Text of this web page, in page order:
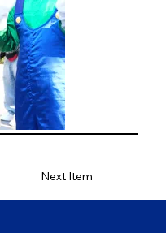
Next Item